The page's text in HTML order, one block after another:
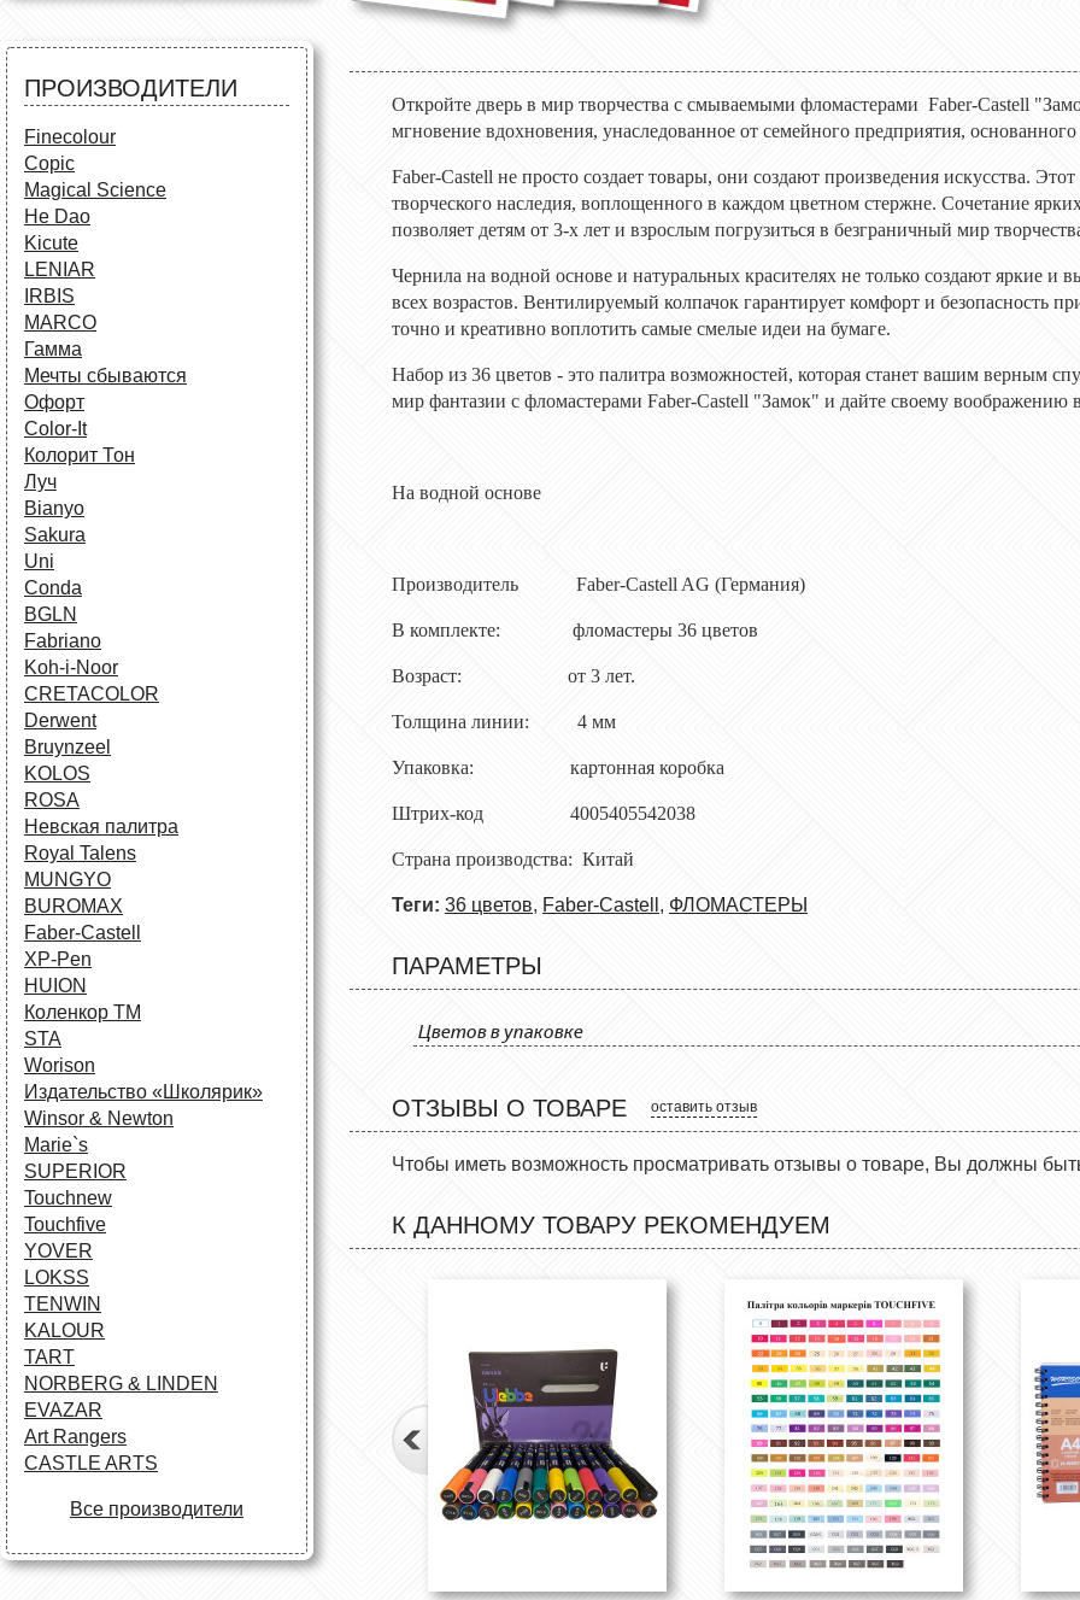
Все для черчения
Аксессуары для
школьников
ПРОИЗВОДИТЕЛИ
Finecolour
Copic
Magical Science
He Dao
Kicute
LENIAR
IRBIS
MARCO
Гамма
Мечты сбываются
Офорт
Сolor-It
Колорит Тон
Луч
Bianyo
Sakura
Uni
Conda
BGLN
Fabriano
Koh-i-Noor
CRETACOLOR
Derwent
Bruynzeel
KOLOS
ROSA
Невская палитра
Royal Talens
MUNGYO
BUROMAX
Faber-Castell
XP-Pen
HUION
Коленкор ТМ
STA
Worison
Издательство «Школярик»
Winsor & Newton
Marie`s
SUPERIOR
Touchnew
Touchfive
YOVER
LOKSS
TENWIN
KALOUR
TART
NORBERG & LINDEN
EVAZAR
Art Rangers
CASTLE ARTS
Все производители
Откройте дверь в мир творчества с смываемыми фломастерами Faber-Castell
мгновение вдохновения, унаследованное от семейного предприятия,
Faber-Castell не просто создает товары, они создают произведения искусства.
творческого наследия, воплощенного в каждом цветном стержне. Сочетание
позволяет детям от 3-х лет и взрослым погрузиться в безграничный мир
Чернила на водной основе и натуральных красителях не только создают яркие и
всех возрастов. Вентилируемый колпачок гарантирует комфорт и безопасность
точно и креативно воплотить самые смелые идеи на бумаге.
Набор из 36 цветов - это палитра возможностей, которая станет вашим верным
мир фантазии с фломастерами Faber-Castell "Замок" и дайте своему воображению
На водной основе
Производитель Faber-Castell AG (Германия)
В комплекте: фломастеры 36 цветов
Возраст: от 3 лет.
Толщина линии: 4 мм
Упаковка: картонная коробка
Штрих-код 4005405542038
Страна производства: Китай
Теги: 36 цветов, Faber-Castell , ФЛОМАСТЕРЫ
ПАРАМЕТРЫ
Цветов в упаковке
ОТЗЫВЫ О ТОВАРЕ оставить отзыв
Чтобы иметь возможность просматривать отзывы о товаре, Вы должны
К ДАННОМУ ТОВАРУ РЕКОМЕНДУЕМ